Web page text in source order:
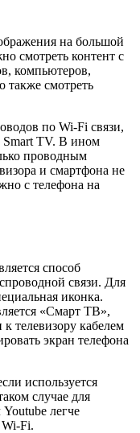
на большой
смотреть контент с
компьютеров,
смотреть
по Wi-Fi связи,
Smart TV. В ином
проводным
и смартфона не
с телефона на
способ
связи. Для
иконка.
«Смарт ТВ»,
телевизору кабелем
экран телефона
используется
случае для
легче
Fi.